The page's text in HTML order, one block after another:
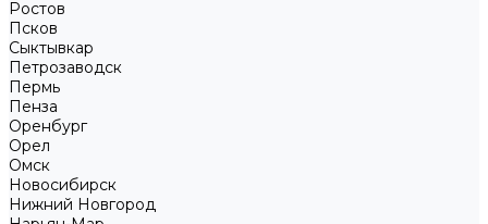
Ростов
Псков
Сыктывкар
Петрозаводск
Пермь
Пенза
Оренбург
Орел
Омск
Новосибирск
Нижний Новгород